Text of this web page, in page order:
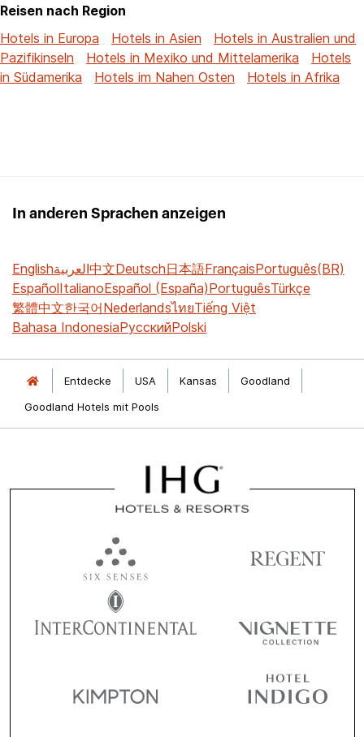
Reisen nach Region
Hotels in Europa
Hotels in Asien
Hotels in Australien und
Pazifikinseln
Hotels in Mexiko und Mittelamerika
Hotels
in Südamerika
Hotels im Nahen Osten Hotels in Afrika
In anderen Sprachen anzeigen
Englishالعربية中文Deutsch日本語FrançaisPortuguês(BR)
EspañolItalianoEspañol (España)PortuguêsTürkçe
繁體中文한국어NederlandsไทยTiếng Việt
Bahasa IndonesiaРусскийPolski
Entdecke USA Kansas
Goodland
Goodland Hotels mit Pools